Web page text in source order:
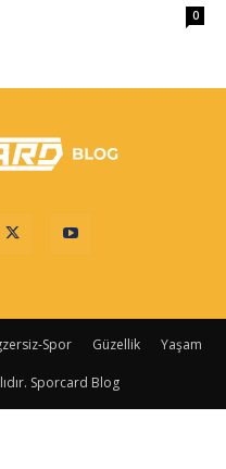
0
Spor Güzellik Yaşam
Sporcard Blog